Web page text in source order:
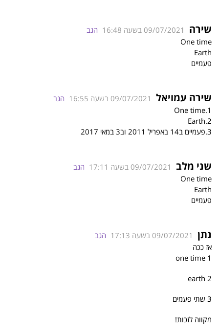
שירה 09/07/2021 בשעה 16:48
הגב
One time
Earth
פעמיים
שירה עמויאל 09/07/2021 בשעה 16:55
הגב
1.One time
2.Earth
3.פעמיים ב14 באפריל 2011 וב3 במאי 2017
שני מלב 09/07/2021 בשעה 17:11
הגב
One time
Earth
פעמיים
נתן 09/07/2021 בשעה 17:13
הגב
אז ככה
1 one time
2 earth
3 שתי פעמים
מקווה לזכות!